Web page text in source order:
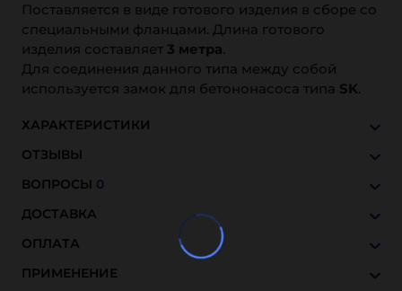
Поставляется в виде готового изделия в сборе со
специальными фланцами. Длина готового
изделия составляет 3 метра.
Для соединения данного типа между собой
используется замок для бетононасоса типа SK.
ХАРАКТЕРИСТИКИ
ОТЗЫВЫ
ВОПРОСЫ 0
ДОСТАВКА
ОПЛАТА
ПРИМЕНЕНИЕ